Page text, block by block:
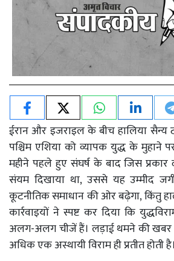
ईरान और इजराइल के बीच हालिया सैन्य
पश्चिम एशिया को व्यापक युद्ध के मुहाने
महीने पहले हुए संघर्ष के बाद जिस प्रकार
संयम दिखाया था, उससे यह उम्मीद जगी
कूटनीतिक समाधान की ओर बढ़ेगा, किंतु
कार्रवाइयों ने स्पष्ट कर दिया कि
अलग-अलग चीजें हैं। लड़ाई थमने की
अधिक एक अस्थायी विराम ही प्रतीत होती है।